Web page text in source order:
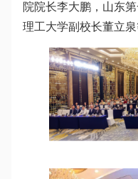
院院长李大鹏，山东
理工大学副校长董立